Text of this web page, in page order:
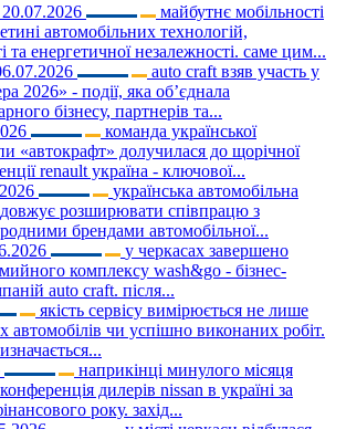
20.07.2026
майбутнє мобільності
автомобільних технологій,
та енергетичної незалежності. саме цим...
auto craft взяв участь у
2026» - події, яка об’єднала
бізнесу, партнерів та...
команда української
«автокрафт» долучилася до щорічної
renault україна - ключової...
українська автомобільна
розширювати співпрацю з
брендами автомобільної...
у черкасах завершено
комплексу wash&go - бізнес-
auto craft. після...
якість сервісу вимірюється не лише
автомобілів чи успішно виконаних робіт.
наприкінці минулого місяця
дилерів nissan в україні за
року. захід...